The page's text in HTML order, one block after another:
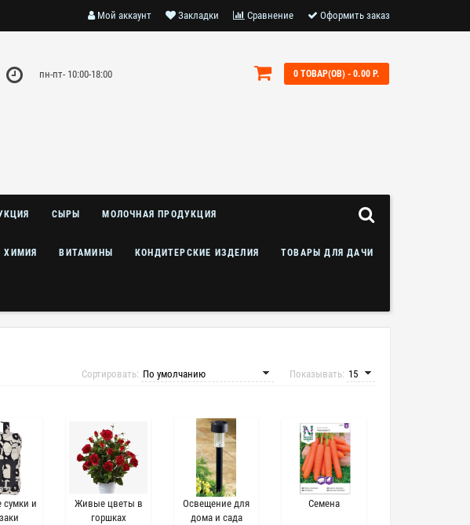
Мой аккаунт Закладки Сравнение Оформить заказ
пн-пт- 10:00-18:00 0 ТОВАР(ОВ) - 0.00 Р.
СЫРЫ МОЛОЧНАЯ ПРОДУКЦИЯ
ХИМИЯ ВИТАМИНЫ КОНДИТЕРСКИЕ ИЗДЕЛИЯ ТОВАРЫ ДЛЯ ДАЧИ
Показывать:
Сортировать:
сумки и
Живые цветы в
горшках
Освещение для
дома и сада
Семена